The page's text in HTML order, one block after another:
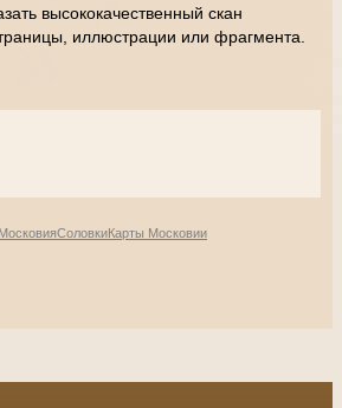
высококачественный скан
иллюстрации или фрагмента.
МосковияСоловкиКарты Московии